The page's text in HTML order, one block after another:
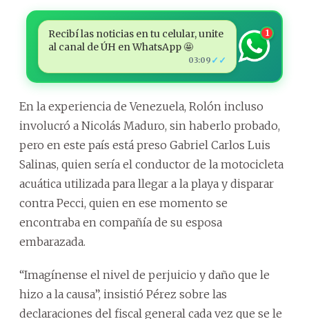
Recibí las noticias en tu celular, unite
al canal de ÚH en WhatsApp 🤩
03:09 ✓✓
1
En la experiencia de Venezuela, Rolón incluso
involucró a Nicolás Maduro, sin haberlo probado,
pero en este país está preso Gabriel Carlos Luis
Salinas, quien sería el conductor de la motocicleta
acuática utilizada para llegar a la playa y disparar
contra Pecci, quien en ese momento se
encontraba en compañía de su esposa
embarazada.
“Imagínense el nivel de perjuicio y daño que le
hizo a la causa”, insistió Pérez sobre las
declaraciones del fiscal general cada vez que se le